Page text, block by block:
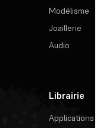
Modélisme
Joaillerie
Audio
Librairie
Applications